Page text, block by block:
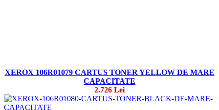
XEROX 106R01079 CARTUS TONER YELLOW DE MARE
CAPACITATE
2.726 Lei